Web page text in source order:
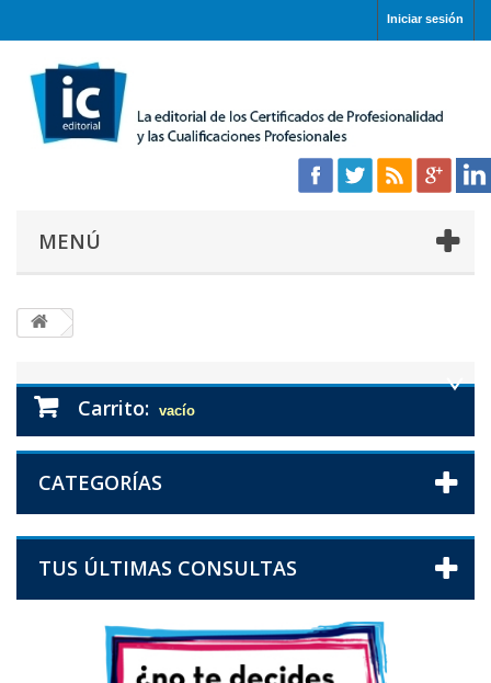
Iniciar sesión
MENÚ
Carrito: vacío
CATEGORÍAS
TUS ÚLTIMAS CONSULTAS